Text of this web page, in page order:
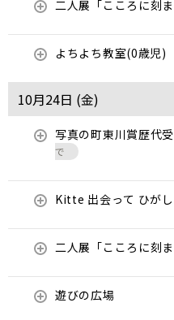
二人展「こころに刻
よちよち教室(0歳児)
10月24日 (金)
写真の町東川賞歴代
で
Kitte 出会って ひが
二人展「こころに刻
遊びの広場